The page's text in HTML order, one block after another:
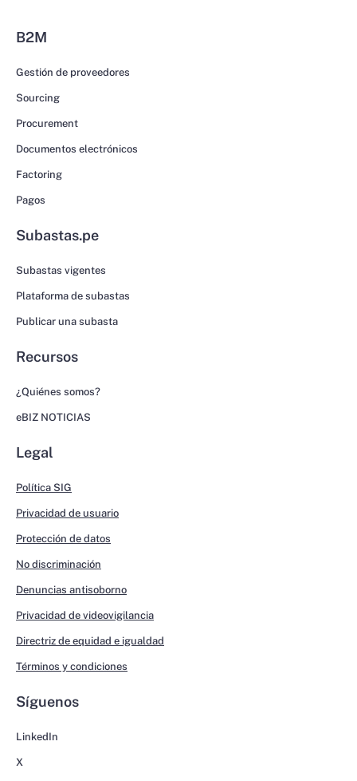
B2M
Gestión de proveedores
Sourcing
Procurement
Documentos electrónicos
Factoring
Pagos
Subastas.pe
Subastas vigentes
Plataforma de subastas
Publicar una subasta
Recursos
¿Quiénes somos?
eBIZ NOTICIAS
Legal
Política SIG
Privacidad de usuario
Protección de datos
No discriminación
Denuncias antisoborno
Privacidad de videovigilancia
Directriz de equidad e igualdad
Términos y condiciones
Síguenos
LinkedIn
X